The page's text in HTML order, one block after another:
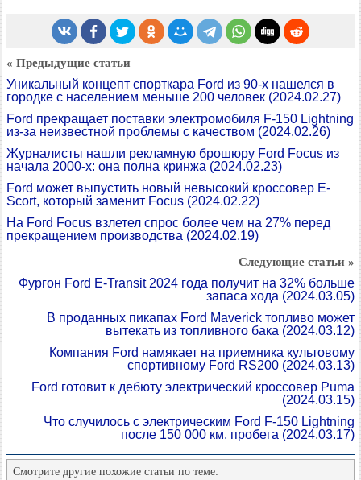
« Предыдущие статьи
Уникальный концепт спорткара Ford из 90-х нашелся в
городке с населением меньше 200 человек (2024.02.27)
Ford прекращает поставки электромобиля F-150 Lightning
из-за неизвестной проблемы с качеством (2024.02.26)
Журналисты нашли рекламную брошюру Ford Focus из
начала 2000-х: она полна кринжа (2024.02.23)
Ford может выпустить новый невысокий кроссовер E-
Scort, который заменит Focus (2024.02.22)
На Ford Focus взлетел спрос более чем на 27% перед
прекращением производства (2024.02.19)
Следующие статьи »
Фургон Ford E-Transit 2024 года получит на 32% больше
запаса хода (2024.03.05)
В проданных пикапах Ford Maverick топливо может
вытекать из топливного бака (2024.03.12)
Компания Ford намякает на приемника культовому
спортивному Ford RS200 (2024.03.13)
Ford готовит к дебюту электрический кроссовер Puma
(2024.03.15)
Что случилось с электрическим Ford F-150 Lightning
после 150 000 км. пробега (2024.03.17)
Смотрите другие похожие статьи по теме: